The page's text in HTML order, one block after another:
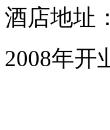
酒店地址
2008年